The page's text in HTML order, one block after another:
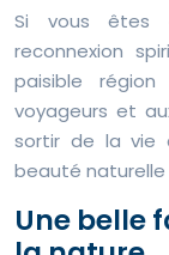
Si vous êtes
reconnexion
paisible
voyageurs et
sortir de la vie
beauté naturelle
Une belle